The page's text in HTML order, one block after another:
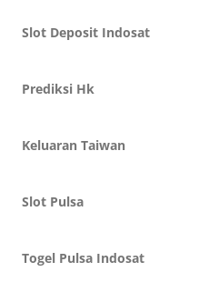
Slot Deposit Indosat
Prediksi Hk
Keluaran Taiwan
Slot Pulsa
Togel Pulsa Indosat